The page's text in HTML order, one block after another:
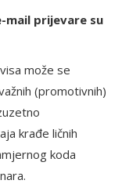
mail prijevare su
može se
(promotivnih)
krađe ličnih
koda